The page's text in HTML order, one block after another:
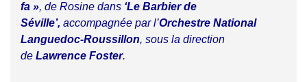
fa », de Rosine dans ‘Le Barbier de
Séville’, accompagnée par l’Orchestre National
Languedoc-Roussillon, sous la direction
de Lawrence Foster.